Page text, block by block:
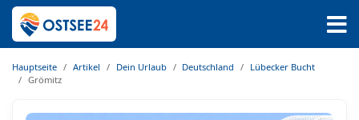
Hauptseite Artikel Dein Urlaub Deutschland
Lübecker Bucht
Grömitz